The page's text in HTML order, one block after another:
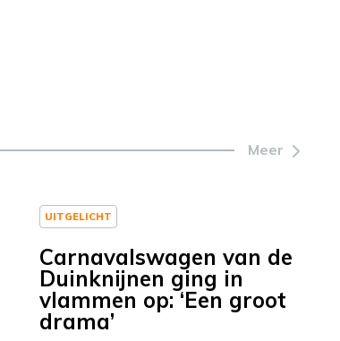
Meer
UITGELICHT
Carnavalswagen van de
Duinknijnen ging in
vlammen op: ‘Een groot
drama’